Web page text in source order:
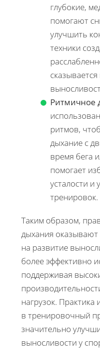
глубокие,
помогают
улучшить
техники
Ритмичное
ритмов,
дыхание с
время бега
помогает
усталости и
тренировок.
Таким образом,
дыхания
на развитие
более эффективно
поддерживая
нагрузок. Практика
в тренировочный
значительно
выносливости у